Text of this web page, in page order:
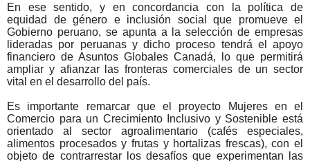
En ese sentido, y en concordancia con la política de
equidad de género e inclusión social que promueve el
Gobierno peruano, se apunta a la selección de empresas
lideradas por peruanas y dicho proceso tendrá el apoyo
financiero de Asuntos Globales Canadá, lo que permitirá
ampliar y afianzar las fronteras comerciales de un sector
vital en el desarrollo del país.
Es importante remarcar que el proyecto Mujeres en el
Comercio para un Crecimiento Inclusivo y Sostenible está
orientado al sector agroalimentario (cafés especiales,
alimentos procesados y frutas y hortalizas frescas), con el
objeto de contrarrestar los desafíos que experimentan las